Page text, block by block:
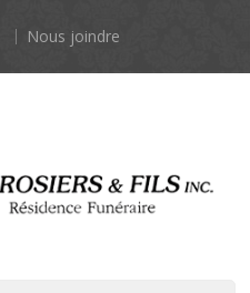
Nous joindre